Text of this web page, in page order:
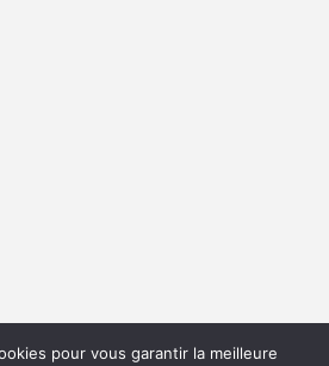
pour vous garantir la meilleure